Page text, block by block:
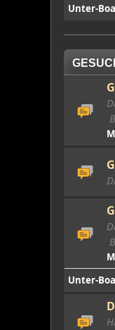
Unter-
Unter-